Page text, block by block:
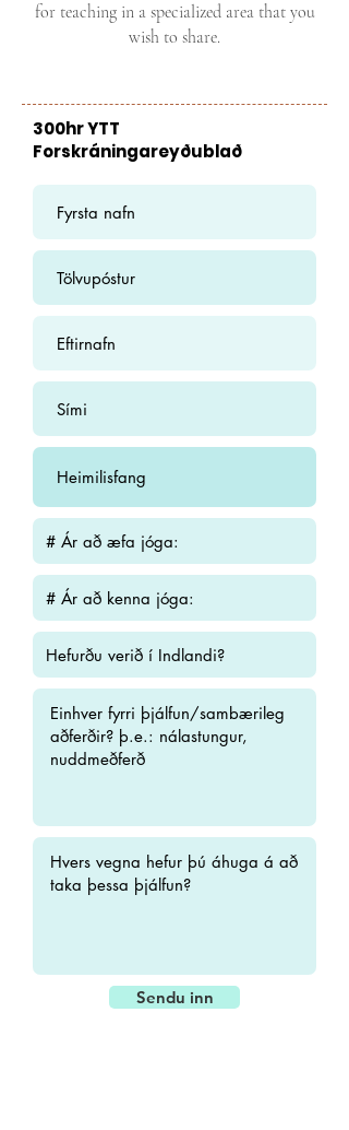
for teaching in a specialized area that you
wish to share.
300hr YTT
Forskráningareyðublað
Sendu inn